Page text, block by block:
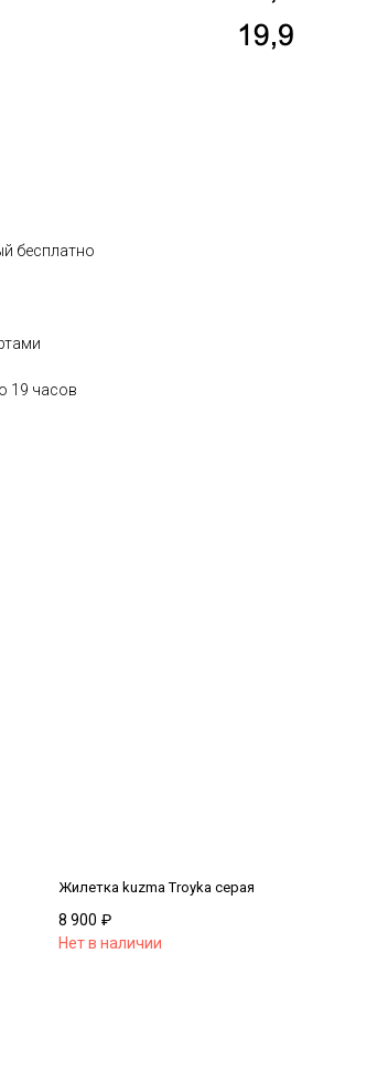
бесплатно
19 часов
Жилетка kuzma Troyka серая
8 900 ₽
Нет в наличии